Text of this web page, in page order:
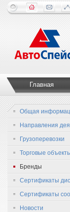
Главная
Общая
Направления
Грузоперевозки
Торговые
Бренды
Сертификаты
Сертификаты
Новости